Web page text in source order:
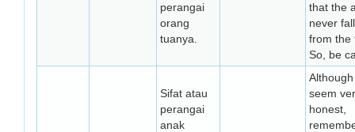
perangai
orang
tuanya.
that the
never
from the
So, be
Sifat atau
perangai
anak
seem
honest,